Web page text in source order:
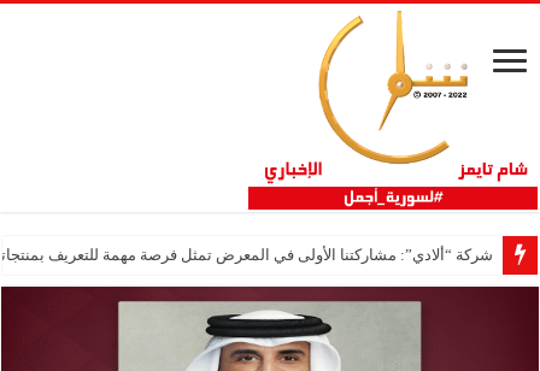
شركة “ألادي”: مشاركتنا الأولى في المعرض تمثل فرصة مهمة للتعريف